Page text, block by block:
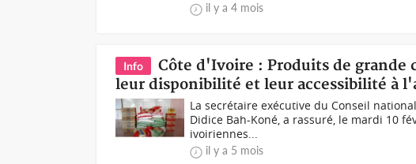
il y a 4 mois
Info
Côte d'Ivoire : Produits de grande
leur disponibilité et leur accessibilité à
La secrétaire exécutive du Conseil
Didice Bah-Koné, a rassuré, le mardi 10
ivoiriennes...
il y a 5 mois